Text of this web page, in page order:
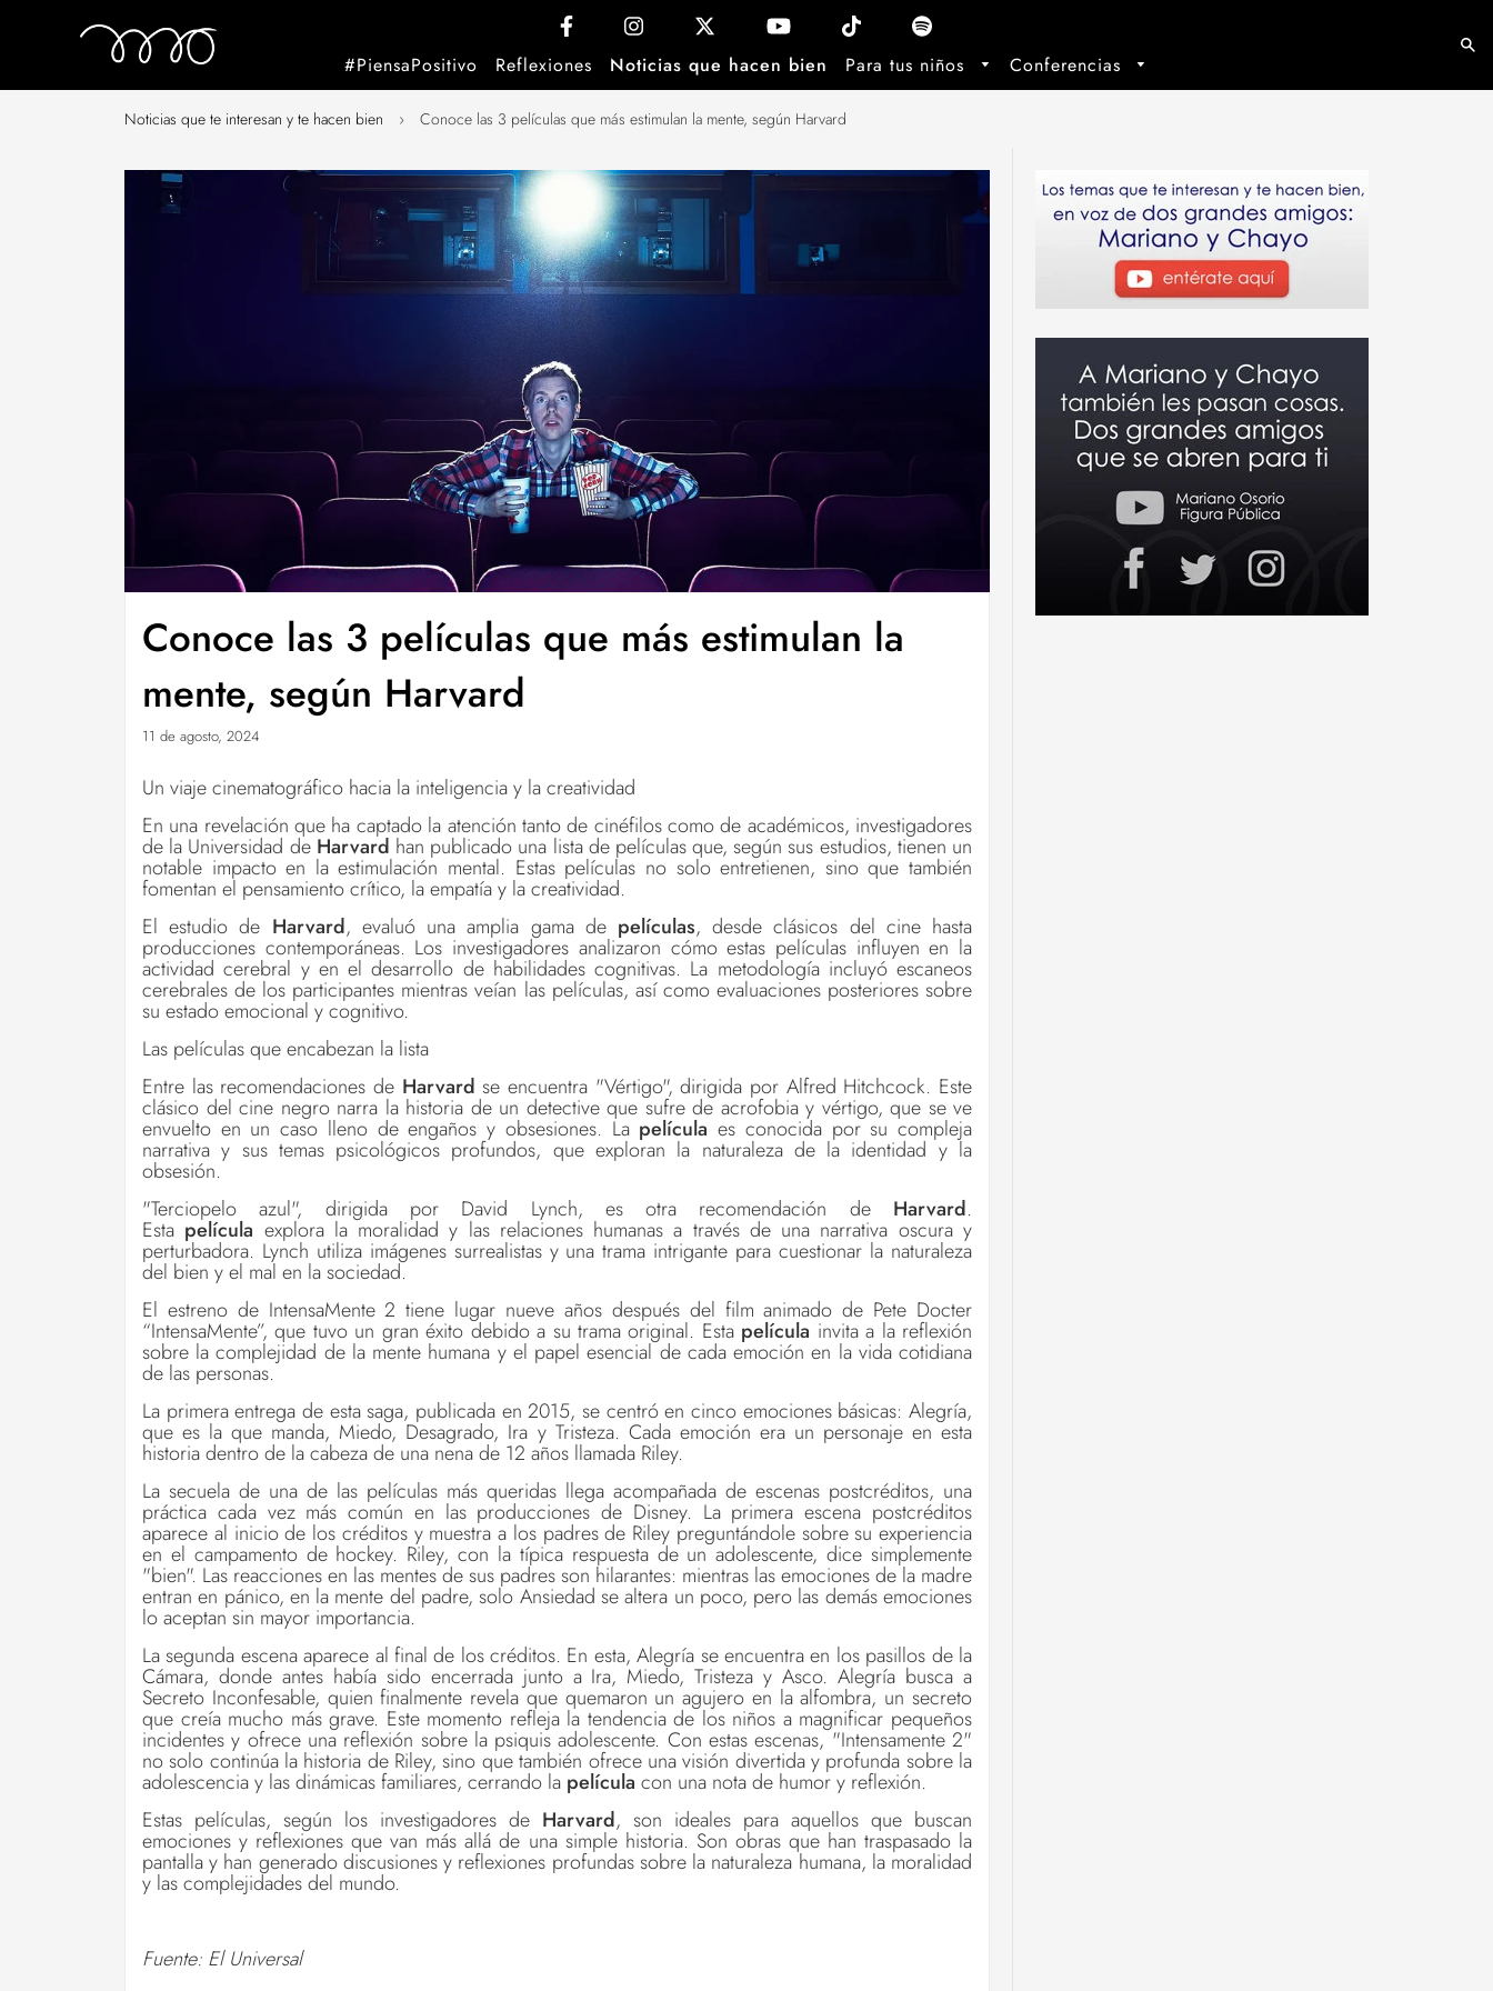
#PiensaPositivo Reflexiones Noticias que hacen bien Para tus niños Conferencias
Noticias que te interesan y te hacen bien › Conoce las 3 películas que más estimulan la mente, según Harvard
Conoce las 3 películas que más estimulan la
mente, según Harvard
11 de agosto, 2024
Un viaje cinematográfico hacia la inteligencia y la creatividad
En una revelación que ha captado la atención tanto de cinéfilos como de académicos, investigadores
de la Universidad de Harvard han publicado una lista de películasque, según sus estudios, tienen un
notable impacto en la estimulación mental. Estas películas no solo entretienen, sino que también
fomentan el pensamiento crítico, la empatía y la creatividad.
El estudio de Harvard, evaluó una amplia gama de películas, desde clásicos del cine hasta
producciones contemporáneas. Los investigadores analizaron cómo estas películas influyen en la
actividad cerebral y en el desarrollo de habilidades cognitivas. La metodología incluyó escaneos
cerebrales de los participantes mientras veían las películas, así como evaluaciones posteriores sobre
su estado emocional y cognitivo.
Las películas que encabezan la lista
Entre las recomendaciones de Harvardse encuentra "Vértigo", dirigida por Alfred Hitchcock. Este
clásico del cine negro narra la historia de un detective que sufre de acrofobia y vértigo, que se ve
envuelto en un caso lleno de engaños y obsesiones. La película es conocida por su compleja
narrativa y sus temas psicológicos profundos, que exploran la naturaleza de la identidad y la
obsesión.
"Terciopelo azul", dirigida por David Lynch, es otra recomendación de Harvard.
Esta película explora la moralidad y las relaciones humanas a través de una narrativa oscura y
perturbadora. Lynch utiliza imágenes surrealistas y una trama intrigante para cuestionar la naturaleza
del bien y el mal en la sociedad.
El estreno de IntensaMente 2 tiene lugar nueve años después del film animado de Pete Docter
“IntensaMente”, que tuvo un gran éxito debido a su trama original. Esta película invita a la reflexión
sobre la complejidad de la mente humana y el papel esencial de cada emoción en la vida cotidiana
de las personas.
La primera entrega de esta saga, publicada en 2015, se centró en cinco emociones básicas: Alegría,
que es la que manda, Miedo, Desagrado, Ira y Tristeza. Cada emoción era un personaje en esta
historia dentro de la cabeza de una nena de 12 años llamada Riley.
La secuela de una de las películas más queridas llega acompañada de escenas postcréditos, una
práctica cada vez más común en las producciones de Disney. La primera escena postcréditos
aparece al inicio de los créditos y muestra a los padres de Riley preguntándole sobre su experiencia
en el campamento de hockey. Riley, con la típica respuesta de un adolescente, dice simplemente
"bien". Las reacciones en las mentes de sus padres son hilarantes: mientras las emociones de la madre
entran en pánico, en la mente del padre, solo Ansiedad se altera un poco, pero las demás emociones
lo aceptan sin mayor importancia.
La segunda escena aparece al final de los créditos. En esta, Alegría se encuentra en los pasillos de la
Cámara, donde antes había sido encerrada junto a Ira, Miedo, Tristeza y Asco. Alegría busca a
Secreto Inconfesable, quien finalmente revela que quemaron un agujero en la alfombra, un secreto
que creía mucho más grave. Este momento refleja la tendencia de los niños a magnificar pequeños
incidentes y ofrece una reflexión sobre la psiquis adolescente. Con estas escenas, "Intensamente 2"
no solo continúa la historia de Riley, sino que también ofrece una visión divertida y profunda sobre la
adolescencia y las dinámicas familiares, cerrando la película con una nota de humor y reflexión.
Estas películas, según los investigadores de Harvard, son ideales para aquellos que buscan
emociones y reflexiones que van más allá de una simple historia. Son obras que han traspasado la
pantalla y han generado discusiones y reflexiones profundas sobre la naturaleza humana, la moralidad
y las complejidades del mundo.
Fuente: El Universal